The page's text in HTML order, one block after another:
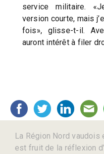
service militaire.
version courte, mais
fois», glisse-t-il.
auront intérêt à filer
La Région Nord
est fruit de la réflexion